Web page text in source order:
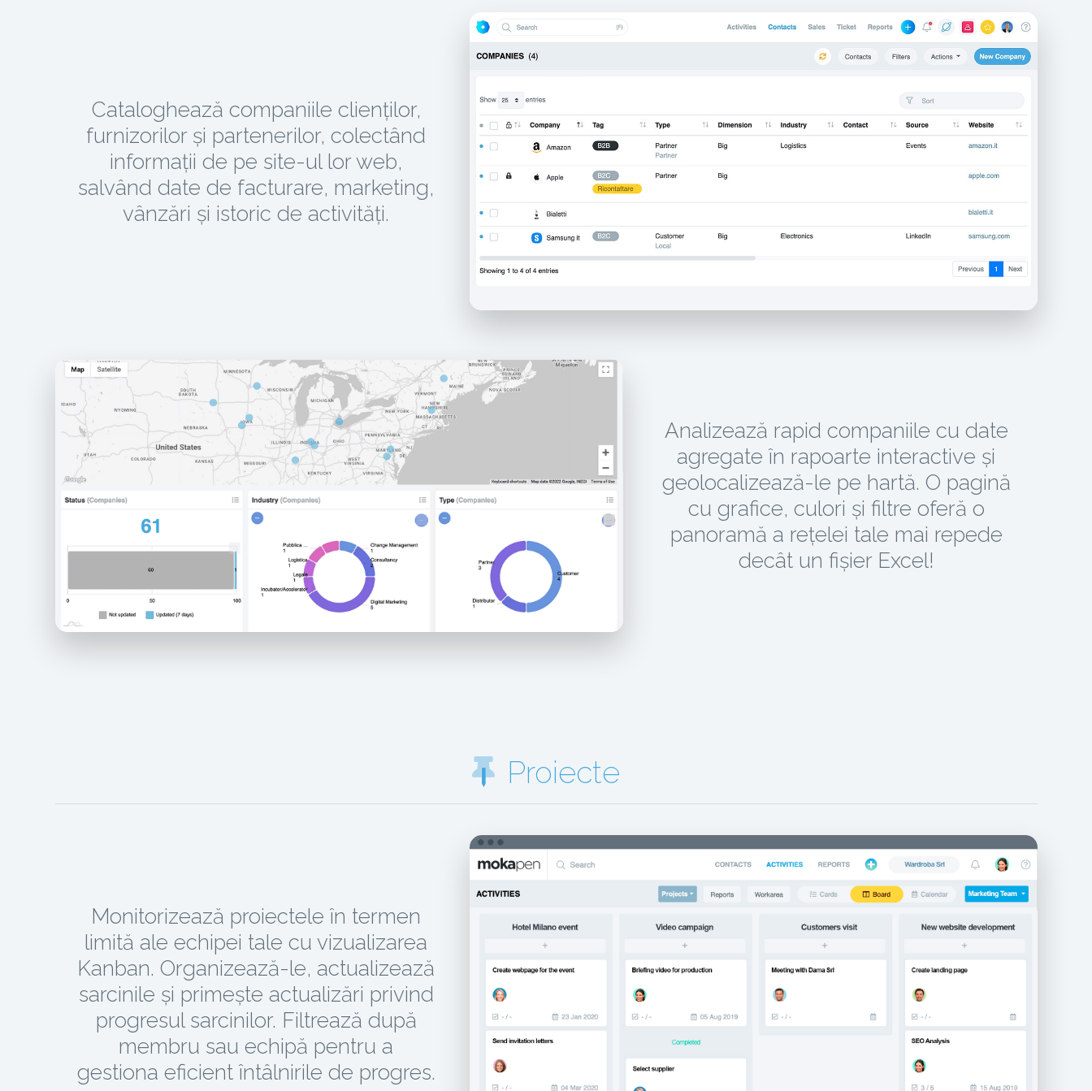
Cataloghează companiile clienților,
furnizorilor și partenerilor, colectând
informații de pe site-ul lor web,
salvând date de facturare, marketing,
vânzări și istoric de activități.
Analizează rapid companiile cu date
agregate în rapoarte interactive și
geolocalizează-le pe hartă. O pagină
cu grafice, culori și filtre oferă o
panoramă a rețelei tale mai repede
decât un fișier Excel!
Proiecte
Monitorizează proiectele în termen
limită ale echipei tale cu vizualizarea
Kanban. Organizează-le, actualizează
sarcinile și primește actualizări privind
progresul sarcinilor. Filtrează după
membru sau echipă pentru a
gestiona eficient întâlnirile de progres.